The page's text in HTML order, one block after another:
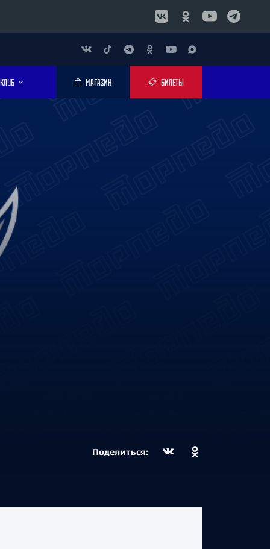
КЛУБ МАГАЗИН БИЛЕТЫ
Поделиться: